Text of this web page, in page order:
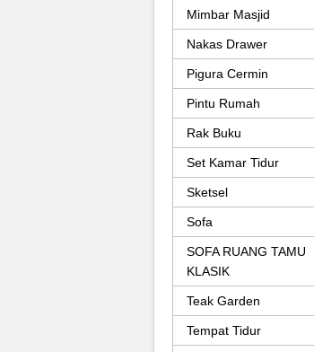
Mimbar Masjid
Nakas Drawer
Pigura Cermin
Pintu Rumah
Rak Buku
Set Kamar Tidur
Sketsel
Sofa
SOFA RUANG TAMU
KLASIK
Teak Garden
Tempat Tidur